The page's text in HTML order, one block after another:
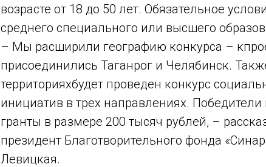
возрасте от 18 до 50 лет. Обязательное
среднего специального или высшего
– Мы расширили географию конкурса –
присоединились Таганрог и Челябинск.
территорияхбудет проведен конкурс
инициатив в трех направлениях. Победители
гранты в размере 200 тысяч рублей, –
президент Благотворительного фонда
Левицкая.